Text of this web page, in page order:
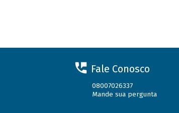
Fale Conosco
08007026337
Mande sua pergunta